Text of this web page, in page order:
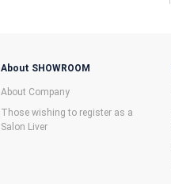
About SHOWROOM
About Company
Those wishing to register as a
Salon Liver